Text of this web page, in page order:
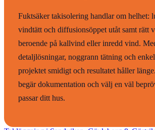
Fuktsäker takisolering handlar om helhet:
vindtätt och diffusionsöppet utåt samt rätt
beroende på kallvind eller inredd vind.
detaljlösningar, noggrann tätning och
projektet smidigt och resultatet håller
begär dokumentation och välj en väl
passar ditt hus.